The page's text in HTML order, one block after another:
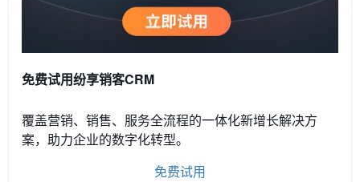
免费试用纷享销客CRM
覆盖营销、销售、服务全流程的一体化新增长解决方
案，助力企业的数字化转型。
免费试用